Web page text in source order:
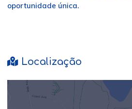
oportunidade única.
Localização